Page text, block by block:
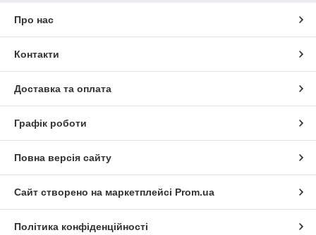
Про нас
Контакти
Доставка та оплата
Графік роботи
Повна версія сайту
Сайт створено на маркетплейсі Prom.ua
Політика конфіденційності